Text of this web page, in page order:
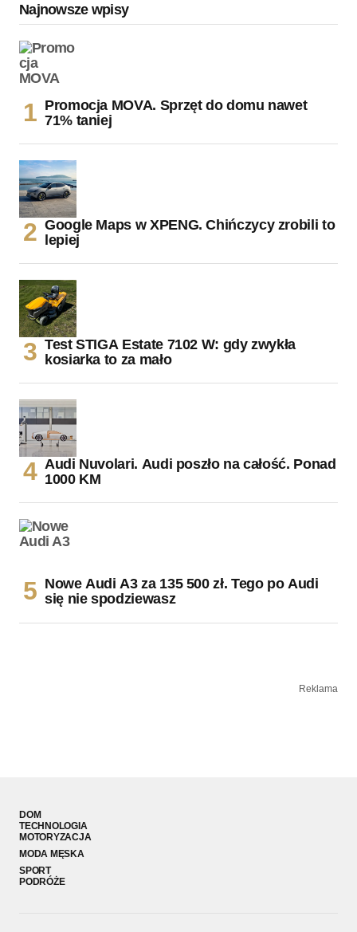
Najnowsze wpisy
Promocja MOVA. Sprzęt do domu nawet
71% taniej
Google Maps w XPENG. Chińczycy zrobili to
lepiej
Test STIGA Estate 7102 W: gdy zwykła
kosiarka to za mało
Audi Nuvolari. Audi poszło na całość. Ponad
1000 KM
Nowe Audi A3 za 135 500 zł. Tego po Audi
się nie spodziewasz
Reklama
DOM
TECHNOLOGIA
MOTORYZACJA
MODA MĘSKA
SPORT
PODRÓŻE